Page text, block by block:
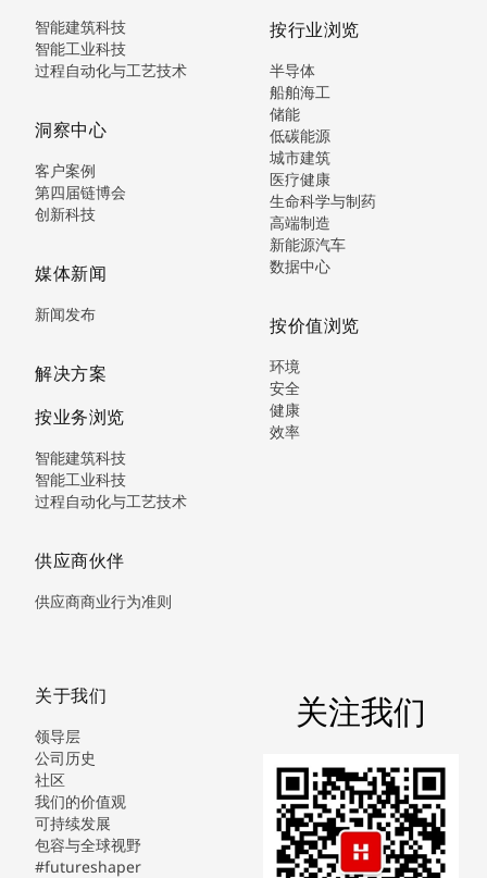
智能建筑科技
智能工业科技
过程自动化与工艺技术
洞察中心
客户案例
第四届链博会
创新科技
媒体新闻
新闻发布
解决方案
按业务浏览
智能建筑科技
智能工业科技
过程自动化与工艺技术
供应商伙伴
供应商商业行为准则
按行业浏览
半导体
船舶海工
储能
低碳能源
城市建筑
医疗健康
生命科学与制药
高端制造
新能源汽车
数据中心
按价值浏览
环境
安全
健康
效率
关于我们
领导层
公司历史
社区
我们的价值观
可持续发展
包容与全球视野
#futureshaper
关注我们